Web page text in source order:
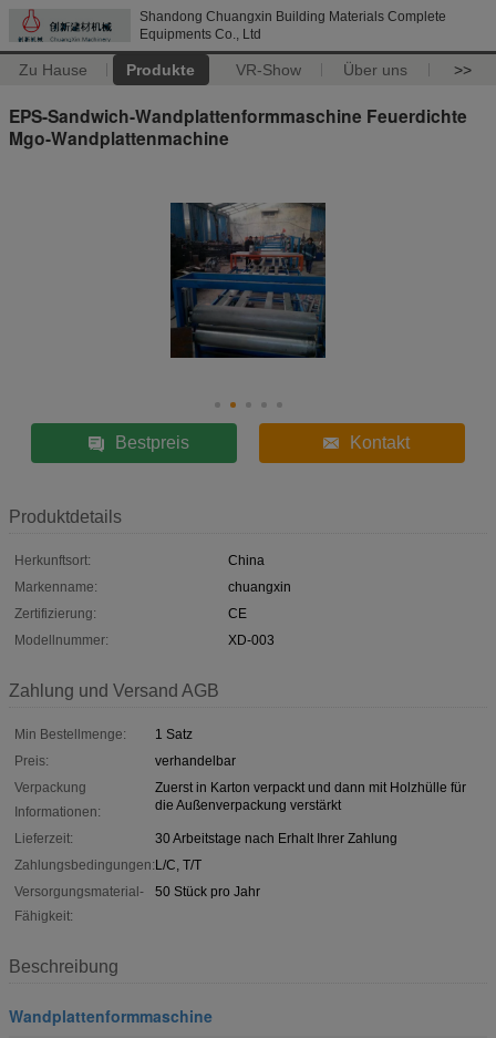
Shandong Chuangxin Building Materials Complete
Equipments Co., Ltd
Zu Hause Produkte VR-Show Über uns >>
EPS-Sandwich-Wandplattenformmaschine Feuerdichte
Mgo-Wandplattenmachine
Bestpreis Kontakt
Produktdetails
Herkunftsort:
China
Markenname:
chuangxin
Zertifizierung:
CE
Modellnummer:
XD-003
Zahlung und Versand AGB
Min Bestellmenge:
1 Satz
Preis:
verhandelbar
Verpackung
Informationen:
Zuerst in Karton verpackt und dann mit Holzhülle für
die Außenverpackung verstärkt
Lieferzeit:
30 Arbeitstage nach Erhalt Ihrer Zahlung
Zahlungsbedingungen:L/C, T/T
Versorgungsmaterial-
Fähigkeit:
50 Stück pro Jahr
Beschreibung
Wandplattenformmaschine